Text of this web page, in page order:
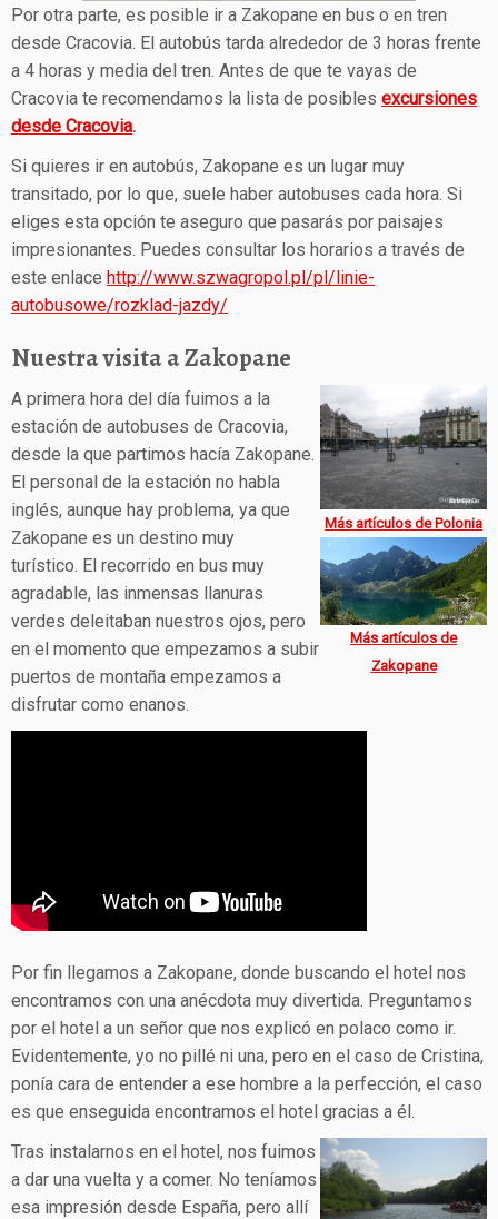
Por otra parte, es posible ir a Zakopane en bus o en tren
desde Cracovia. El autobús tarda alrededor de 3 horas frente
a 4 horas y media del tren. Antes de que te vayas de
Cracovia te recomendamos la lista de posibles excursiones
desde Cracovia.
Si quieres ir en autobús, Zakopane es un lugar muy
transitado, por lo que, suele haber autobuses cada hora. Si
eliges esta opción te aseguro que pasarás por paisajes
impresionantes. Puedes consultar los horarios a través de
este enlace http://www.szwagropol.pl/pl/linie-
autobusowe/rozklad-jazdy/
Nuestra visita a Zakopane
Más artículos de Polonia
Más artículos de
Zakopane
A primera hora del día fuimos a la
estación de autobuses de Cracovia,
desde la que partimos hacía Zakopane.
El personal de la estación no habla
inglés, aunque hay problema, ya que
Zakopane es un destino muy
turístico. El recorrido en bus muy
agradable, las inmensas llanuras
verdes deleitaban nuestros ojos, pero
en el momento que empezamos a subir
puertos de montaña empezamos a
disfrutar como enanos.
Por fin llegamos a Zakopane, donde buscando el hotel nos
encontramos con una anécdota muy divertida. Preguntamos
por el hotel a un señor que nos explicó en polaco como ir.
Evidentemente, yo no pillé ni una, pero en el caso de Cristina,
ponía cara de entender a ese hombre a la perfección, el caso
es que enseguida encontramos el hotel gracias a él.
Tras instalarnos en el hotel, nos fuimos
a dar una vuelta y a comer. No teníamos
esa impresión desde España, pero allí